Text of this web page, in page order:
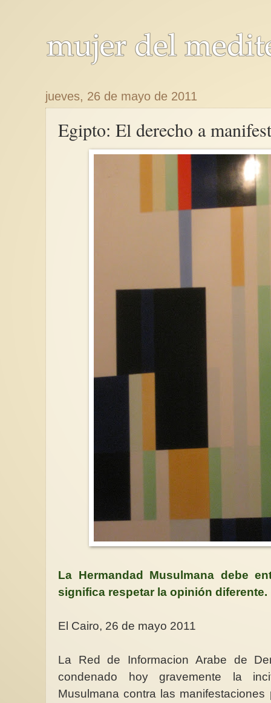
jueves, 26 de mayo de 2011
Egipto: El derecho a
La Hermandad Musulmana debe
significa respetar la opinión diferente.
El Cairo, 26 de mayo 2011
La Red de Informacion Arabe de
condenado hoy gravemente la
Musulmana contra las
en torno a
una mujer
vidas por la libertad. Hoy toca
escuchar sus exigencias ¡
escuchadas. A pesar de su
esfuerzo por la libertad y la
democracia...
La llegada del 23
me emociona, es la
los libros a mi